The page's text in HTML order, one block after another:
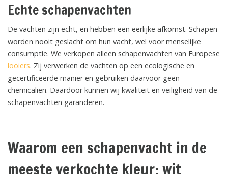
Echte schapenvachten
De vachten zijn echt, en hebben een eerlijke afkomst. Schapen
worden nooit geslacht om hun vacht, wel voor menselijke
consumptie. We verkopen alleen schapenvachten van Europese
looiers. Zij verwerken de vachten op een ecologische en
gecertificeerde manier en gebruiken daarvoor geen
chemicaliën. Daardoor kunnen wij kwaliteit en veiligheid van de
schapenvachten garanderen.
Waarom een schapenvacht in de
meeste verkochte kleur: wit